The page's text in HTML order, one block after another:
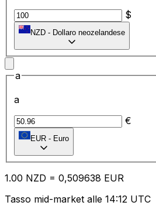
$
NZD - Dollaro neozelandese
a
a
€
EUR - Euro
1.00 NZD = 0,509638 EUR
Tasso mid-market alle 14:12 UTC